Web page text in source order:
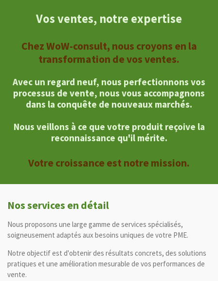
Vos ventes, notre expertise
Chez WoW-consult, nous croyons en la
transformation de vos ventes.
Avec un regard neuf, nous perfectionnons vos
processus de vente, nous vous accompagnons
dans la conquête de nouveaux marchés.
Nous veillons à ce que votre produit reçoive la
reconnaissance qu'il mérite.
Votre croissance est notre mission.
Nos services en détail
Nous proposons une large gamme de services spécialisés,
soigneusement adaptés aux besoins uniques de votre PME.
Notre objectif est d'obtenir des résultats concrets, des solutions
pratiques et une amélioration mesurable de vos performances de
vente.